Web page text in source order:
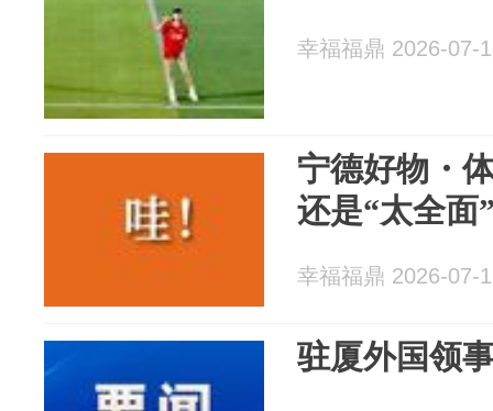
幸福福鼎 2026-07-
宁德好物・
还是“太全面
幸福福鼎 2026-07-
驻厦外国领